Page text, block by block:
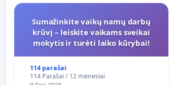
Sumažinkite vaikų namų darbų
krūvį – leiskite vaikams sveikai
mokytis ir turėti laiko kūrybai!
114 parašai
114 Parašai / 12 mėnesiai